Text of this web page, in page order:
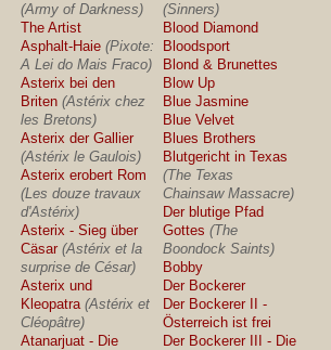
(Army of Darkness)
The Artist
Asphalt-Haie (Pixote:
A Lei do Mais Fraco)
Asterix bei den
Briten (Astérix chez
les Bretons)
Asterix der Gallier
(Astérix le Gaulois)
Asterix erobert Rom
(Les douze travaux
d'Astérix)
Asterix - Sieg über
Cäsar (Astérix et la
surprise de César)
Asterix und
Kleopatra (Astérix et
Cléopâtre)
Atanarjuat - Die
(Sinners)
Blood Diamond
Bloodsport
Blond & Brunettes
Blow Up
Blue Jasmine
Blue Velvet
Blues Brothers
Blutgericht in Texas
(The Texas
Chainsaw Massacre)
Der blutige Pfad
Gottes (The
Boondock Saints)
Bobby
Der Bockerer
Der Bockerer II -
Österreich ist frei
Der Bockerer III - Die